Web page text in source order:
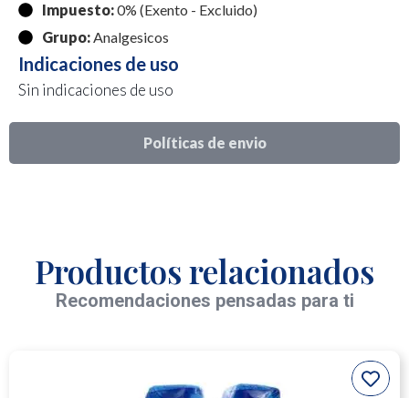
Políticas de envio
Impuesto:0% (Exento - Excluido)
Grupo:Analgesicos
Indicaciones de uso
Sin indicaciones de uso
Productos relacionados
Recomendaciones pensadas para ti